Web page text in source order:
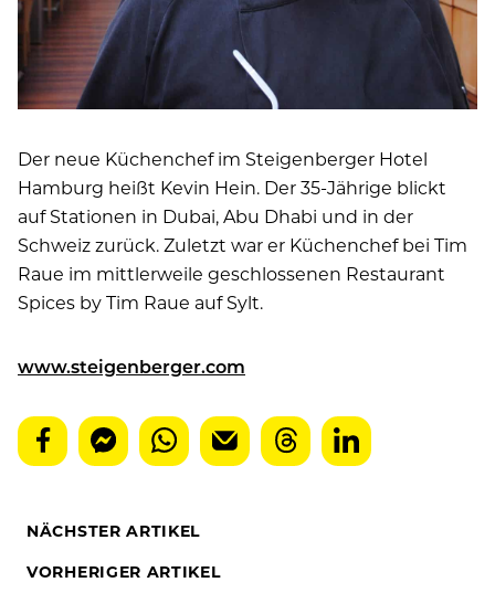
Der neue Küchenchef im Steigenberger Hotel
Hamburg heißt Kevin Hein. Der 35-Jährige blickt
auf Stationen in Dubai, Abu Dhabi und in der
Schweiz zurück. Zuletzt war er Küchenchef bei Tim
Raue im mittlerweile geschlossenen Restaurant
Spices by Tim Raue auf Sylt.
www.steigenberger.com
NÄCHSTER ARTIKEL
VORHERIGER ARTIKEL